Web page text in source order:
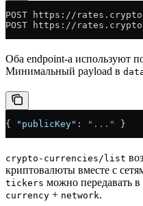
POST https://
POST https://
Оба endpoint-а используют
Минимальный payload в
{ "publicKey" : "..." }
crypto-currencies/list
криптовалюты вместе с
tickers можно передавать в
currency + network.